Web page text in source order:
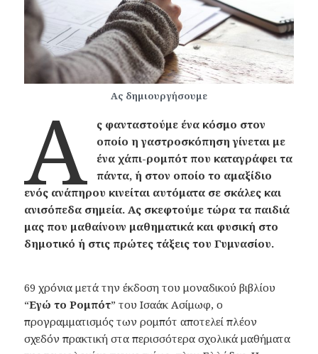
Ας δημιουργήσουμε
Α
ς φανταστούμε ένα κόσμο στον
οποίο η γαστροσκόπηση γίνεται με
ένα χάπι-ρομπότ που καταγράφει τα
πάντα, ή στον οποίο το αμαξίδιο
ενός ανάπηρου κινείται αυτόματα σε σκάλες και
ανισόπεδα σημεία. Ας σκεφτούμε τώρα τα παιδιά
μας που μαθαίνουν μαθηματικά και φυσική στο
δημοτικό ή στις πρώτες τάξεις του Γυμνασίου.
69 χρόνια μετά την έκδοση του μοναδικού βιβλίου
“Εγώ το Ρομπότ” του Ισαάκ Ασίμωφ, ο
προγραμματισμός των ρομπότ αποτελεί πλέον
σχεδόν πρακτική στα περισσότερα σχολικά μαθήματα